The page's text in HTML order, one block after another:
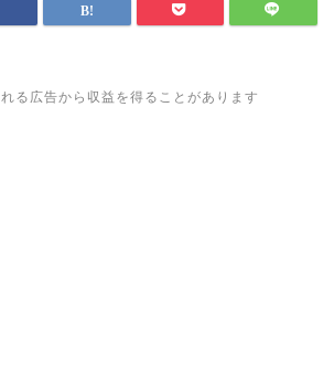
る広告から収益を得ることがあります